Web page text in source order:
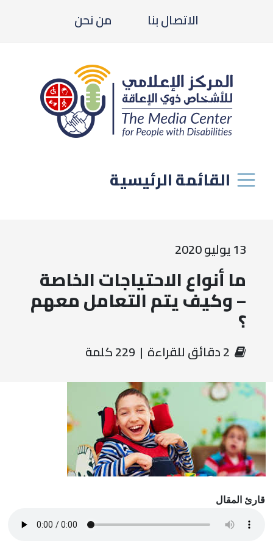
الاتصال بنا من نحن
القائمة الرئيسية
13 يوليو 2020
ما أنواع الاحتياجات الخاصة
– وكيف يتم التعامل معهم
؟
قارئ المقال